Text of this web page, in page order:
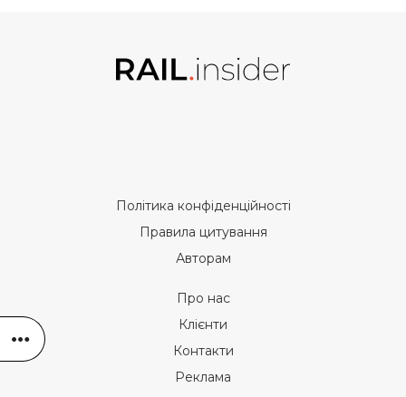
Політика конфіденційності
Правила цитування
Авторам
Про нас
Клієнти
Контакти
Реклама